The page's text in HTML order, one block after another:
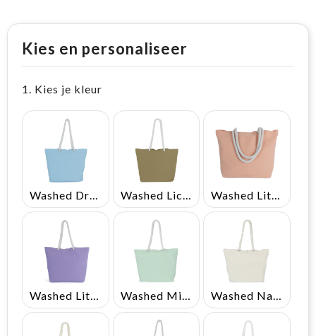
Kies en personaliseer
1. Kies je kleur
Washed Lit Purple Washed Misty Green Washed Natural